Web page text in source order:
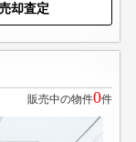
却査定
販売中の物件0件